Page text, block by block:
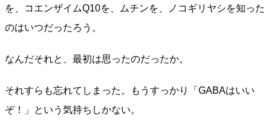
を、コエンザイムQ10を、ムチンを、ノコギリヤシを知った
のはいつだったろう。
なんだそれと、最初は思ったのだったか。
それすらも忘れてしまった。もうすっかり「GABAはいい
ぞ！」という気持ちしかない。